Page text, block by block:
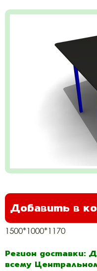
Добавить в
1500*1000*1170
Регион доставки:
всему